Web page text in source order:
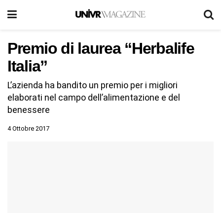
Premio di laurea “Herbalife
Italia”
L’azienda ha bandito un premio per i migliori
elaborati nel campo dell’alimentazione e del
benessere
4 Ottobre 2017